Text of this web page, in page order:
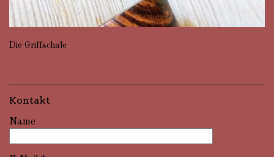
Die Griffschale
Kontakt
Name